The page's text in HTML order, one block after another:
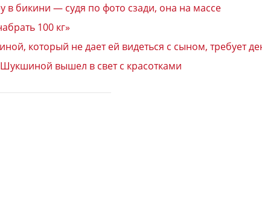
бикини — судя по фото сзади, она на массе
100 кг»
который не дает ей видеться с сыном, требует
вышел в свет с красотками